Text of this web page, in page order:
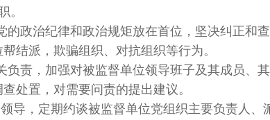
。
政治纪律和政治规矩放在首位，坚决纠正和
结派，欺骗组织、对抗组织等行为。
责，加强对被监督单位领导班子及其成员、
处置，对需要问责的提出建议。
导，定期约谈被监督单位党组织主要负责人、